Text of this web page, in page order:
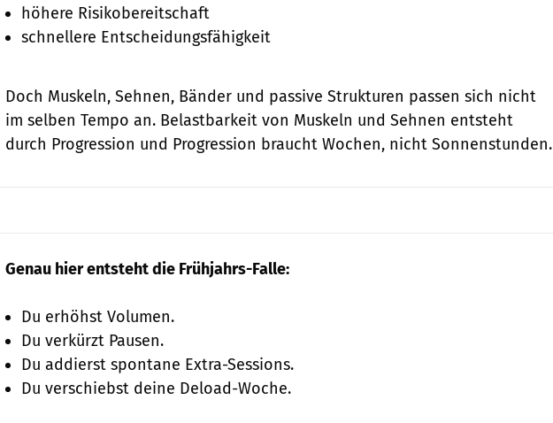
höhere Risikobereitschaft
schnellere Entscheidungsfähigkeit
Doch Muskeln, Sehnen, Bänder und passive Strukturen passen sich nicht
im selben Tempo an. Belastbarkeit von Muskeln und Sehnen entsteht
durch Progression und Progression braucht Wochen, nicht Sonnenstunden.
Genau hier entsteht die Frühjahrs-Falle:
Du erhöhst Volumen.
Du verkürzt Pausen.
Du addierst spontane Extra-Sessions.
Du verschiebst deine Deload-Woche.